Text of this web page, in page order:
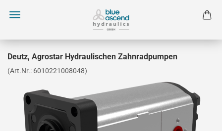
Deutz, Agrostar Hydraulischen Zahnradpumpen
(Art.Nr.: 6010221008048)